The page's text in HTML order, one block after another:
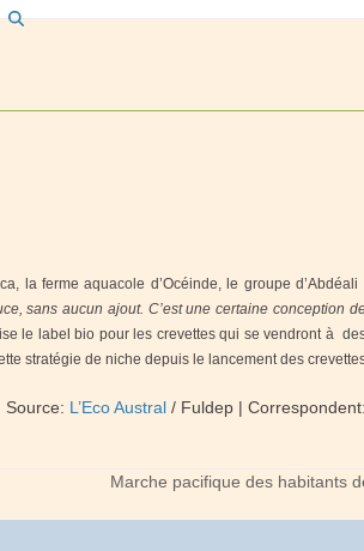
la ferme aquacole d’Océinde, le groupe
sans aucun ajout. C’est une certaine conception
le label bio pour les crevettes qui se vendront à
stratégie de niche depuis le lancement des
Source: L’Eco Austral / Fuldep |
Marche pacifique des habitants